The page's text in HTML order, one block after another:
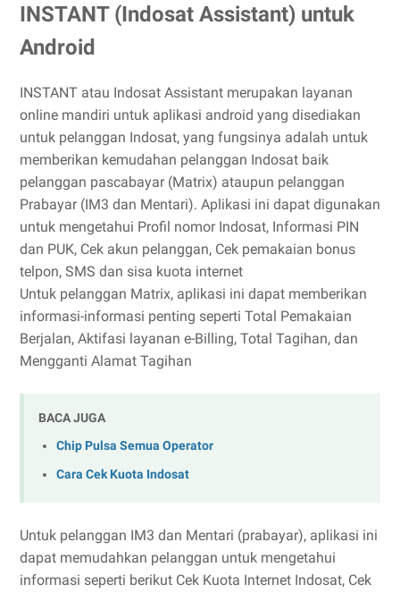
INSTANT (Indosat Assistant) untuk
Android
INSTANT atau Indosat Assistant merupakan layanan
online mandiri untuk aplikasi android yang disediakan
untuk pelanggan Indosat, yang fungsinya adalah untuk
memberikan kemudahan pelanggan Indosat baik
pelanggan pascabayar (Matrix) ataupun pelanggan
Prabayar (IM3 dan Mentari). Aplikasi ini dapat digunakan
untuk mengetahui Profil nomor Indosat, Informasi PIN
dan PUK, Cek akun pelanggan, Cek pemakaian bonus
telpon, SMS dan sisa kuota internet
Untuk pelanggan Matrix, aplikasi ini dapat memberikan
informasi-informasi penting seperti Total Pemakaian
Berjalan, Aktifasi layanan e-Billing, Total Tagihan, dan
Mengganti Alamat Tagihan
BACA JUGA
Chip Pulsa Semua Operator
Cara Cek Kuota Indosat
Untuk pelanggan IM3 dan Mentari (prabayar), aplikasi ini
dapat memudahkan pelanggan untuk mengetahui
informasi seperti berikut Cek Kuota Internet Indosat, Cek